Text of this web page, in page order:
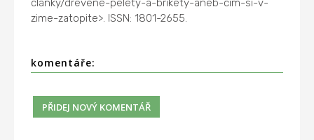
zime-zatopite>. ISSN: 1801-2655.
komentáře: